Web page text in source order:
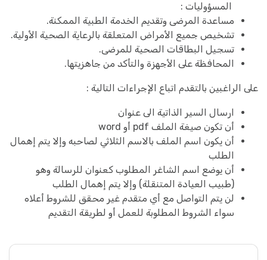
المسؤوليات :
مساعدة المرضى وتقديم الخدمة الطبية الممكنة.
تشخيص جميع الأمراض المتعلقة بالرعاية الصحية الأولية.
تسجيل البطاقات الصحية للمرضى.
المحافظة على الأجهزة والتأكد من جاهزيتها.
على الراغبين بالتقدم اتباع الإجراءات التالية :
ارسال السير الذاتية الى عنوان
أن تكون صيغة الملف pdf أو word
أن يكون اسم الملف بالاسم الثلاثي لصاحبه وإلا يتم إهمال
الطلب
أن يوضع اسم الشاغر المطلوب كعنوان للرسالة وهو
(طبيب العيادة المتنقلة) وإلا يتم إهمال الطلب
لن يتم التواصل مع أي متقدم غير محقق للشروط أعلاه
سواء الشروط المطلوبة للعمل أو لطريقة التقديم